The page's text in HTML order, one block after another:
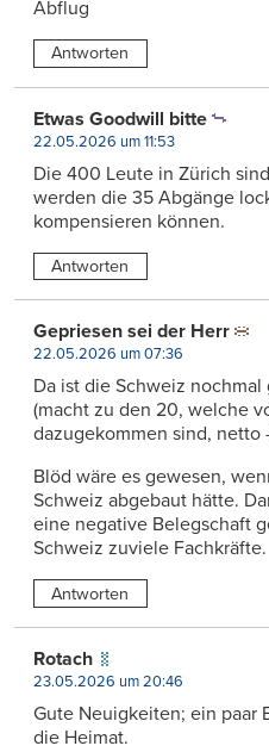
Abflug
Antworten
Etwas Goodwill bitte
22.05.2026 um 11:53
Die 400 Leute in Zürich
werden die 35 Abgänge
kompensieren können.
Antworten
Gepriesen sei der Herr
22.05.2026 um 07:36
Da ist die Schweiz
(macht zu den 20, welche
dazugekommen sind, netto
Blöd wäre es gewesen,
Schweiz abgebaut hätte.
eine negative Belegschaft
Schweiz zuviele Fachkräfte.
Antworten
Rotach
23.05.2026 um 20:46
Gute Neuigkeiten; ein paar
die Heimat.